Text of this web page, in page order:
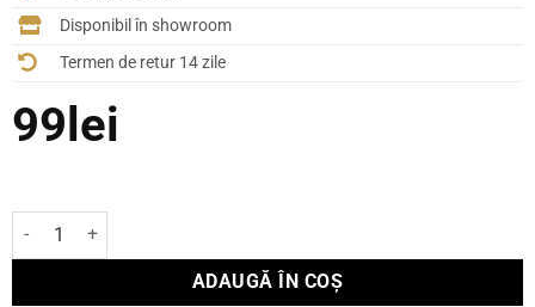
Disponibil în showroom
Termen de retur 14 zile
99lei
Cantitate Conector SUPRA MAINS PLUG SW-US
ADAUGĂ ÎN COȘ